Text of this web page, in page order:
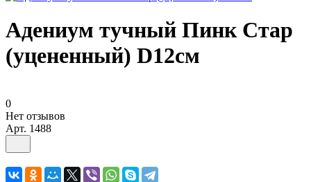
Адениум тучный Пинк Стар
(уцененный) D12см
0
Нет отзывов
Арт. 1488